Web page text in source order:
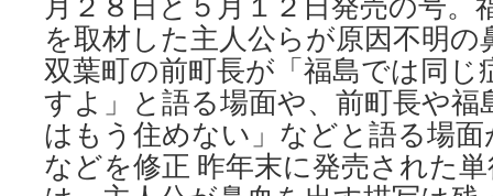
の
専
務
逮
捕
へ
via
朝
を取材した主人公らが原因不明の
双葉町の前町長が「福島では同じ
すよ」と語る場面や、前町長や福
はもう住めない」などと語る場
などを修正 昨年末に発売された